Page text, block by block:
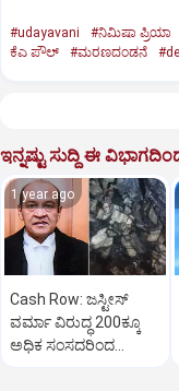
#udayavani #ನಿಮಿಷಾ ಪ್ರಿಯಾ
ಕೆಎ ಪೌಲ್
#ಮರಣದಂಡನೆ
ಇನ್ನಷ್ಟು ಸುದ್ದಿ ಈ
1 year ago
Cash Row: ಜಸ್ಟೀಸ್‌
ವರ್ಮಾ ವಿರುದ್ಧ 200ಕ್ಕೂ
ಅಧಿಕ ಸಂಸದರಿಂದ